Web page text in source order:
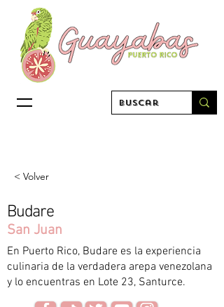
< Volver
Budare
San Juan
En Puerto Rico, Budare es la experiencia
culinaria de la verdadera arepa venezolana
y lo encuentras en Lote 23, Santurce.